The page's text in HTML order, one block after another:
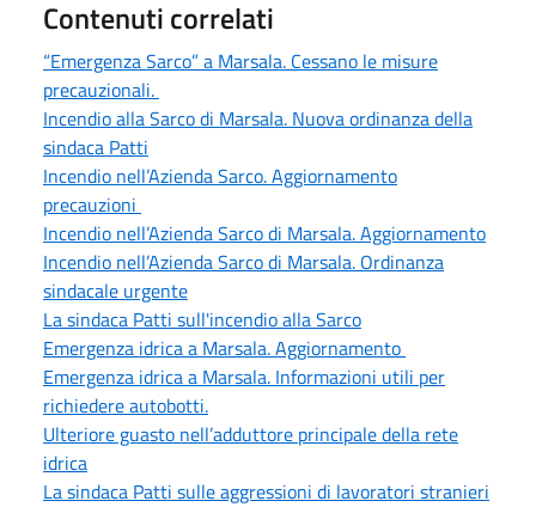
Contenuti correlati
“Emergenza Sarco” a Marsala. Cessano le misure
precauzionali.
Incendio alla Sarco di Marsala. Nuova ordinanza della
sindaca Patti
Incendio nell’Azienda Sarco. Aggiornamento
precauzioni
Incendio nell’Azienda Sarco di Marsala. Aggiornamento
Incendio nell’Azienda Sarco di Marsala. Ordinanza
sindacale urgente
La sindaca Patti sull'incendio alla Sarco
Emergenza idrica a Marsala. Aggiornamento
Emergenza idrica a Marsala. Informazioni utili per
richiedere autobotti.
Ulteriore guasto nell’adduttore principale della rete
idrica
La sindaca Patti sulle aggressioni di lavoratori stranieri